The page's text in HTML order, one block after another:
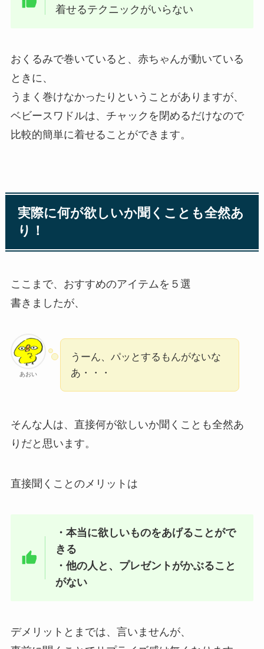
着せるテクニックがいらない
おくるみで巻いていると、赤ちゃんが動いている
ときに、
うまく巻けなかったりということがありますが、
ベビースワドルは、チャックを閉めるだけなので
比較的簡単に着せることができます。
実際に何が欲しいか聞くことも全然あ
り！
ここまで、おすすめのアイテムを５選
書きましたが、
あおい
うーん、パッとするもんがないな
あ・・・
そんな人は、直接何が欲しいか聞くことも全然あ
りだと思います。
直接聞くことのメリットは
・本当に欲しいものをあげることがで
きる
・他の人と、プレゼントがかぶること
がない
デメリットとまでは、言いませんが、